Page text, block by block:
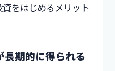
をはじめるメリット
長期的に得られる